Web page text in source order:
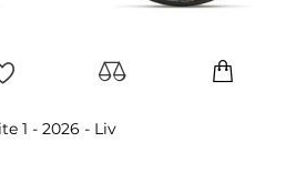
1 - 2026 - Liv